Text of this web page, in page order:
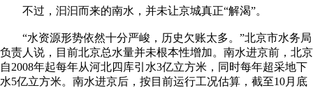
不过，汩汩而来的南水，并未让京城真正“解渴”。
“水资源形势依然十分严峻，历史欠账太多。”北京市水务局
负责人说，目前北京总水量并未根本性增加。南水进京前，北京
自2008年起每年从河北四库引水3亿立方米，同时每年超采地下
水5亿立方米。南水进京后，按目前运行工况估算，截至10月底